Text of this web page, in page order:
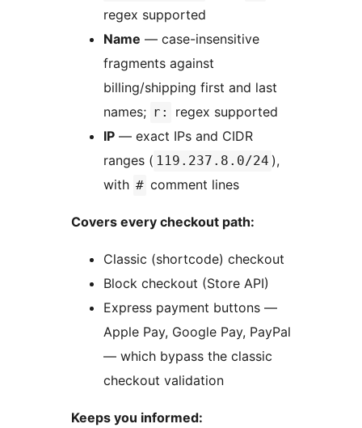
regex supported
Name — case-insensitive
fragments against
billing/shipping first and last
names; r:
regex supported
IP — exact IPs and CIDR
ranges ( 119.237.8.0/24 ),
with # comment lines
Covers every checkout path:
Classic (shortcode) checkout
Block checkout (Store API)
Express payment buttons —
Apple Pay, Google Pay, PayPal
— which bypass the classic
checkout validation
Keeps you informed: